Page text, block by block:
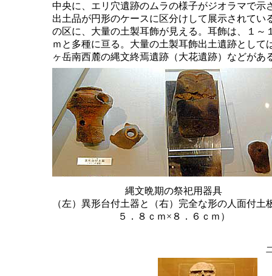
中央に、エリ穴遺跡のムラの様子がジオラマで示
出土品が円形のケースに区分けして展示されてい
の区に、大量の土製耳飾が見える。耳飾は、１～
ｍと多種に亘る。大量の土製耳飾出土遺跡として
ヶ岳南西麓の縄文終焉遺跡（大花遺跡）などがあ
縄文晩期の祭祀用器具
（左）異形台付土器と（右）完全な形の人面付土
５．８ｃｍ×８．６ｃｍ）